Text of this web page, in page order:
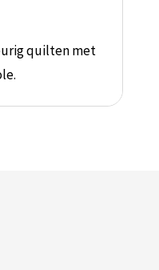
quilten met